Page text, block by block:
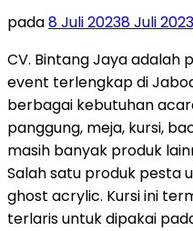
pada8 Juli 20238 Juli 2023
CV. Bintang Jaya adalah
event terlengkap di
berbagai kebutuhan
panggung, meja, kursi,
masih banyak produk
Salah satu produk pesta
ghost acrylic. Kursi ini
terlaris untuk dipakai